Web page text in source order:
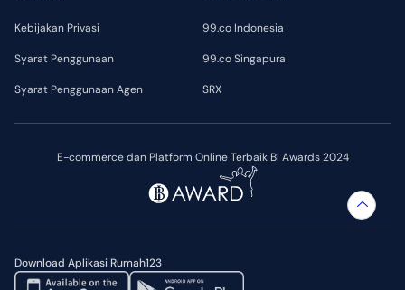
E-commerce dan Platform Online Terbaik BI Awards 2024
Download Aplikasi Rumah123
Kebijakan Privasi
Syarat Penggunaan
Syarat Penggunaan Agen
99.co Indonesia
99.co Singapura
SRX